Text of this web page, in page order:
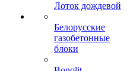
Лоток дождевой
Белорусские
газобетонные
блоки